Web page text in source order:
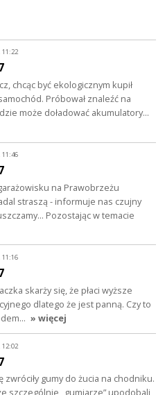
11:22
chcąc być ekologicznym kupił
Próbował znaleźć na
może doładować akumulatory…
11:46
na Prawobrzeżu
straszą - informuje nas czujny
Pozostając w temacie
11:16
skarży się, że płaci wyższe
dlatego że jest panną. Czy to
» więcej
12:02
zwróciły gumy do żucia na chodniku.